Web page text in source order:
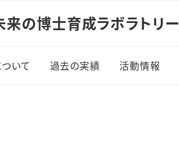
来の博士育成ラボラトリー
いて 過去の実績 活動情報